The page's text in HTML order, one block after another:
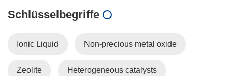
Schlüsselbegriffe
Ionic Liquid Non-precious metal oxide
Zeolite Heterogeneous catalysts